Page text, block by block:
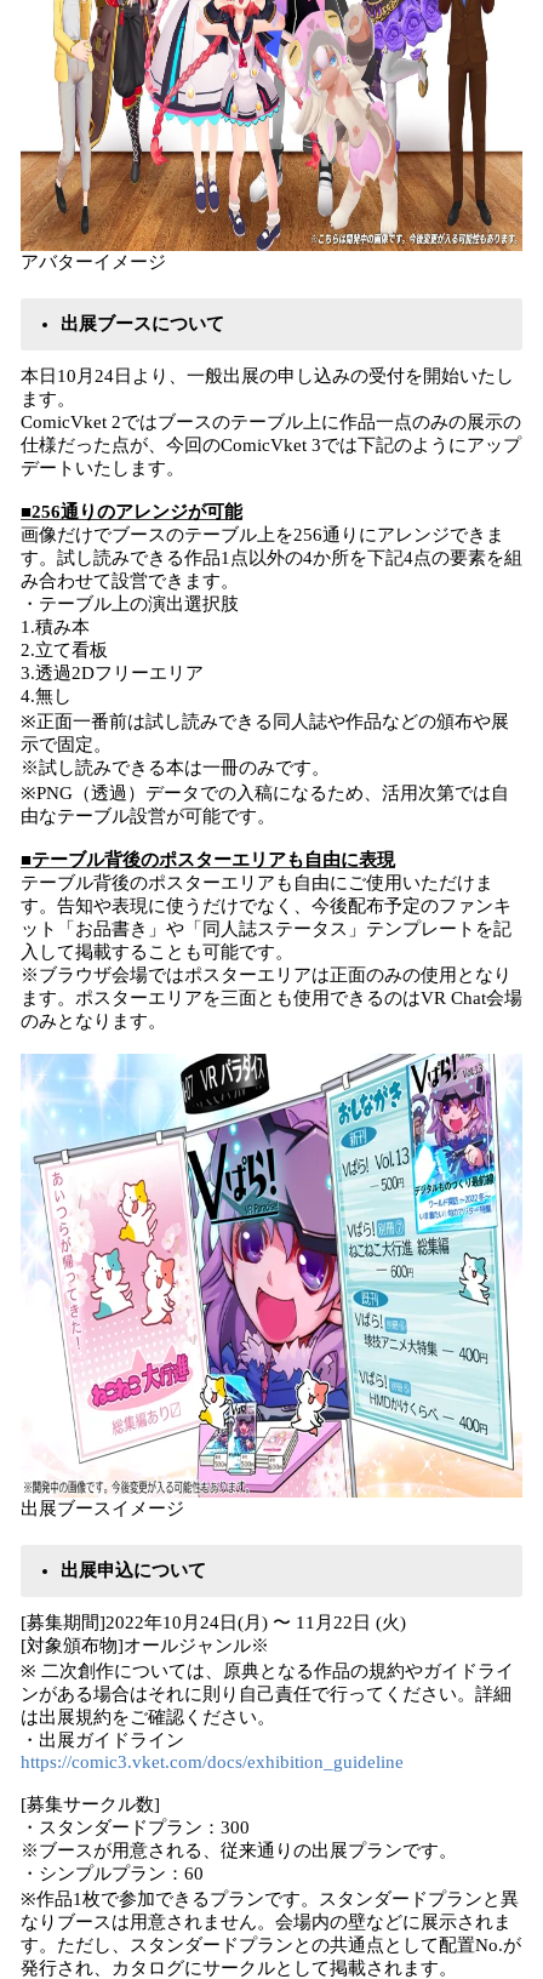
アバターイメージ
出展ブースについて
本日10月24日より、一般出展の申し込みの受付を開始いたし
ます。
ComicVket 2ではブースのテーブル上に作品一点のみの展示の
仕様だった点が、今回のComicVket 3では下記のようにアップ
デートいたします。
■256通りのアレンジが可能
画像だけでブースのテーブル上を256通りにアレンジできま
す。試し読みできる作品1点以外の4か所を下記4点の要素を組
み合わせて設営できます。
・テーブル上の演出選択肢
1.積み本
2.立て看板
3.透過2Dフリーエリア
4.無し
※正面一番前は試し読みできる同人誌や作品などの頒布や展
示で固定。
※試し読みできる本は一冊のみです。
※PNG（透過）データでの入稿になるため、活用次第では自
由なテーブル設営が可能です。
■テーブル背後のポスターエリアも自由に表現
テーブル背後のポスターエリアも自由にご使用いただけま
す。告知や表現に使うだけでなく、今後配布予定のファンキ
ット「お品書き」や「同人誌ステータス」テンプレートを記
入して掲載することも可能です。
※ブラウザ会場ではポスターエリアは正面のみの使用となり
ます。ポスターエリアを三面とも使用できるのはVR Chat会場
のみとなります。
出展ブースイメージ
出展申込について
[募集期間]2022年10月24日(月) 〜 11月22日 (火)
[対象頒布物]オールジャンル※
※ 二次創作については、原典となる作品の規約やガイドライ
ンがある場合はそれに則り自己責任で行ってください。詳細
は出展規約をご確認ください。
・出展ガイドライン
https://comic3.vket.com/docs/exhibition_guideline
[募集サークル数]
・スタンダードプラン：300
※ブースが用意される、従来通りの出展プランです。
・シンプルプラン：60
※作品1枚で参加できるプランです。スタンダードプランと異
なりブースは用意されません。会場内の壁などに展示されま
す。ただし、スタンダードプランとの共通点として配置No.が
発行され、カタログにサークルとして掲載されます。